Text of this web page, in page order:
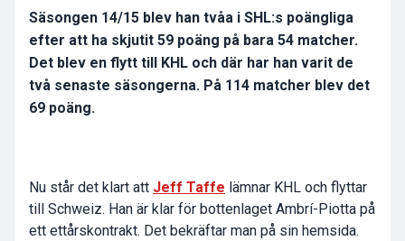
Säsongen 14/15 blev han tvåa i SHL:s poängliga
efter att ha skjutit 59 poäng på bara 54 matcher.
Det blev en flytt till KHL och där har han varit de
två senaste säsongerna. På 114 matcher blev det
69 poäng.
Nu står det klart att Jeff Taffe lämnar KHL och flyttar
till Schweiz. Han är klar för bottenlaget Ambrí-Piotta på
ett ettårskontrakt. Det bekräftar man på sin hemsida.